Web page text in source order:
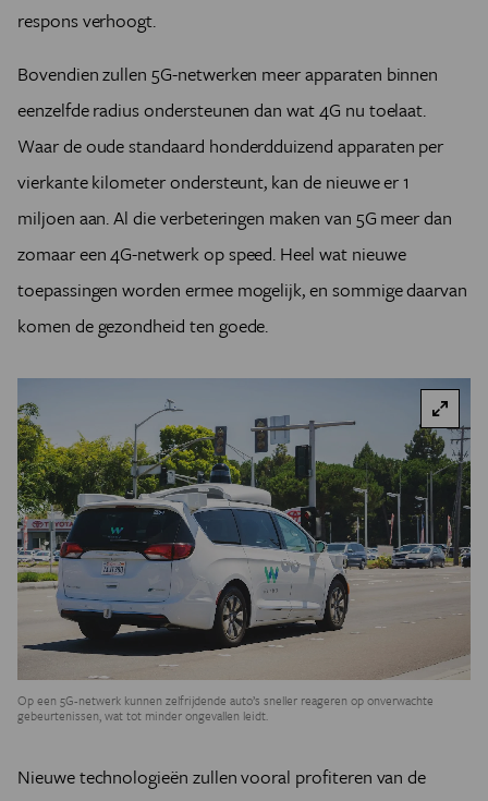
respons verhoogt.
Bovendien zullen 5G-netwerken meer apparaten binnen
eenzelfde radius ondersteunen dan wat 4G nu toelaat.
Waar de oude standaard honderdduizend apparaten per
vierkante kilometer ondersteunt, kan de nieuwe er 1
miljoen aan. Al die verbeteringen maken van 5G meer dan
zomaar een 4G-netwerk op speed. Heel wat nieuwe
toepassingen worden ermee mogelijk, en sommige daarvan
komen de gezondheid ten goede.
Op een 5G-netwerk kunnen zelfrijdende auto’s sneller reageren op onverwachte
gebeurtenissen, wat tot minder ongevallen leidt.
Nieuwe technologieën zullen vooral profiteren van de